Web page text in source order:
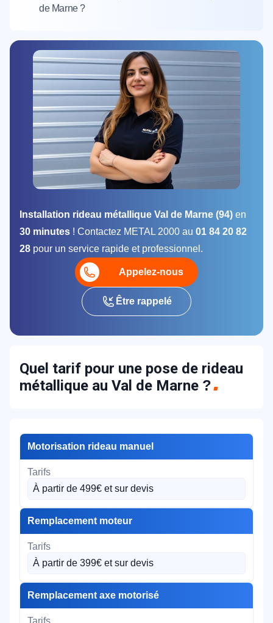
de Marne ?
Installation rideau métallique Val de Marne (94) en
30 minutes ! Contactez METAL 2000 au 01 84 20 82
28 pour un service rapide et professionnel.
Appelez-nous
Être rappelé
Quel tarif pour une pose de rideau
métallique au Val de Marne ?
Motorisation rideau manuel
À partir de 499€ et sur devis
Remplacement moteur
À partir de 399€ et sur devis
Remplacement axe motorisé